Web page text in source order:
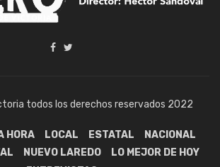
todos los derechos reservados 2022
HORA LOCAL ESTATAL
NACIONAL
NUEVO LAREDO
LO MEJOR DE HOY